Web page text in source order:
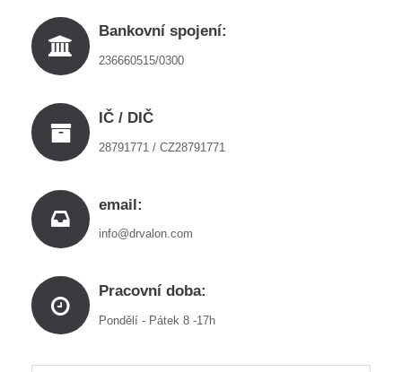
Bankovní spojení:
236660515/0300
IČ / DIČ
28791771 / CZ28791771
email:
info@drvalon.com
Pracovní doba:
Pondělí - Pátek 8 -17h